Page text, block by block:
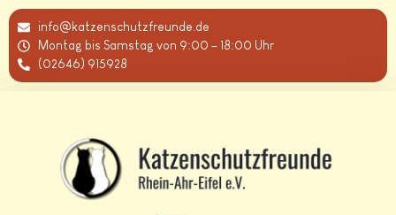
info@katzenschutzfreunde.de
Montag bis Samstag von 9:00 – 18:00 Uhr
(02646) 915928